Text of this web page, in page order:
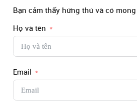
Bạn cảm thấy hứng thú và có
Họ và tên
Email